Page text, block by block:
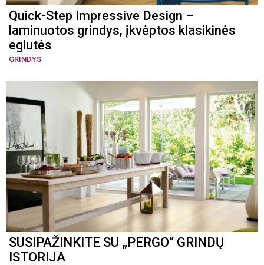
Quick-Step Impressive Design –
laminuotos grindys, įkvėptos klasikinės
eglutės
GRINDYS
SUSIPAŽINKITE SU „PERGO“ GRINDŲ
ISTORIJA